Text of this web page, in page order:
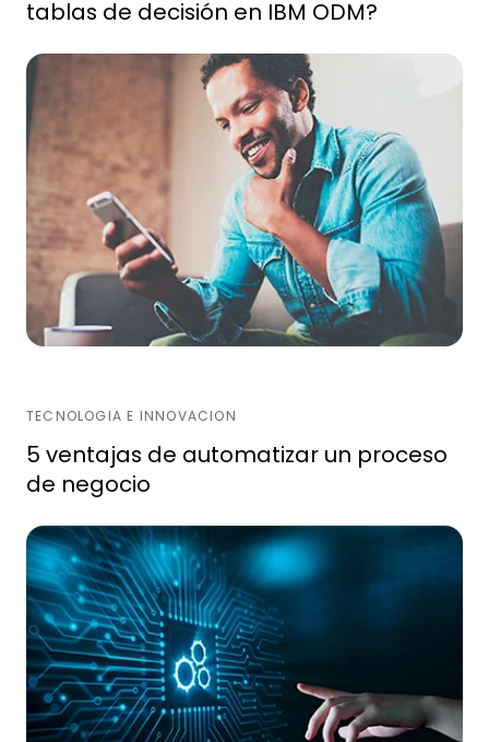
tablas de decisión en IBM ODM?
TECNOLOGIA E INNOVACION
5 ventajas de automatizar un proceso
de negocio